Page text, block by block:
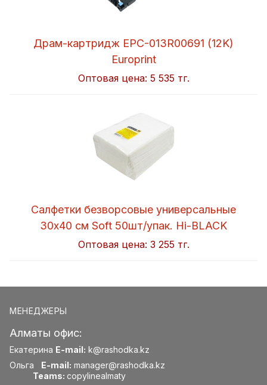
Драм-картридж EPC-013R00691 (12K)
Europrint
Оптовая цена: 5 535 тг.
Салфетки безворсовые универсальные
30x40 см Soft 50шт/упак. Hi-BLACK
Оптовая цена: 3 255 тг.
МЕНЕДЖЕРЫ
Алматы офис:
Екатерина E-mail: k@rashodka.kz
Ольга E-mail: manager@rashodka.kz
Teams: copylinealmaty